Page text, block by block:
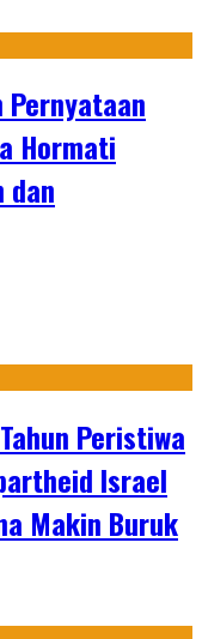
Pernyataan
Hormati
dan
Peristiwa
Israel
Makin Buruk